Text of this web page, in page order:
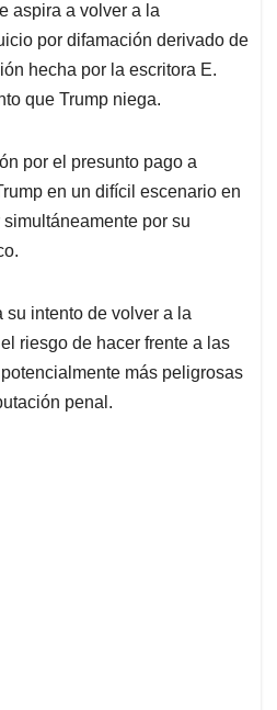
aspira a volver a la
por difamación derivado de
hecha por la escritora E.
que Trump niega.
por el presunto pago a
en un difícil escenario en
por su
intento de volver a la
riesgo de hacer frente a las
más peligrosas
penal.